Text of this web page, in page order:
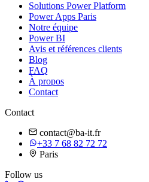
Solutions Power Platform
Power Apps Paris
Notre équipe
Power BI
Avis et références clients
Blog
FAQ
À propos
Contact
Contact
contact@ba-it.fr
+33 7 68 82 72 72
Paris
Follow us